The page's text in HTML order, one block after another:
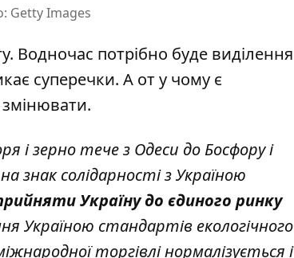
Getty Images
Водночас потрібно буде виділення
суперечки. А от у чому є
і зерно тече з Одеси до Босфору і
знак солідарності з Україною
Україну до єдиного ринку
Україною стандартів екологічного
торгівлі нормалізується і